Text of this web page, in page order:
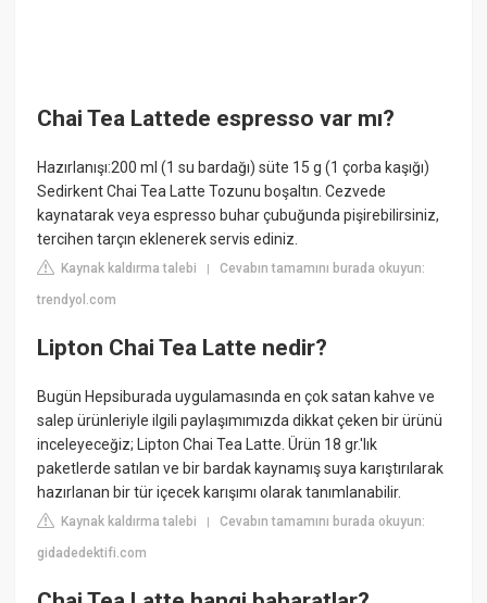
Chai Tea Lattede espresso var mı?
Hazırlanışı:200 ml (1 su bardağı) süte 15 g (1 çorba kaşığı)
Sedirkent Chai Tea Latte Tozunu boşaltın. Cezvede
kaynatarak veya espresso buhar çubuğunda pişirebilirsiniz,
tercihen tarçın eklenerek servis ediniz.
Kaynak kaldırma talebi |Cevabın tamamını burada okuyun:
trendyol.com
Lipton Chai Tea Latte nedir?
Bugün Hepsiburada uygulamasında en çok satan kahve ve
salep ürünleriyle ilgili paylaşımımızda dikkat çeken bir ürünü
inceleyeceğiz; Lipton Chai Tea Latte. Ürün 18 gr.'lık
paketlerde satılan ve bir bardak kaynamış suya karıştırılarak
hazırlanan bir tür içecek karışımı olarak tanımlanabilir.
Kaynak kaldırma talebi |Cevabın tamamını burada okuyun:
gidadedektifi.com